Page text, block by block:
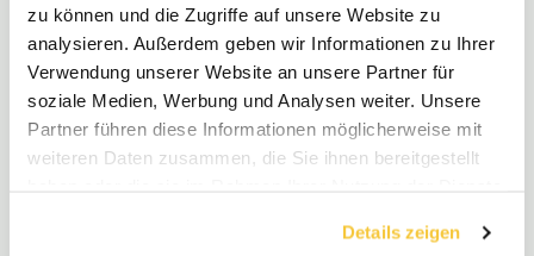
zu können und die Zugriffe auf unsere Website zu
analysieren. Außerdem geben wir Informationen zu Ihrer
Verwendung unserer Website an unsere Partner für
soziale Medien, Werbung und Analysen weiter. Unsere
Partner führen diese Informationen möglicherweise mit
weiteren Daten zusammen, die Sie ihnen bereitgestellt
Details zeigen
St. Johannes Verein Egenhausen
e.V.
0 Stellenangebote